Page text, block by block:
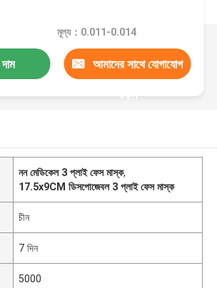
মূল্য：0.011-0.014
আমাদের সাথে যোগাযোগ
করুন
নন মেডিকেল 3 প্লাই ফেস মাস্ক,
17.5x9CM ডিসপোজেবল 3 প্লাই ফেস মাস্ক
চীন
7 দিন
5000